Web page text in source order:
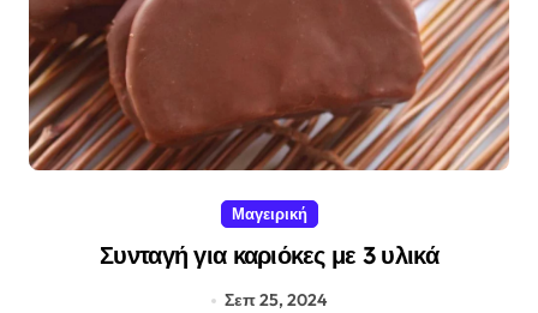
Μαγειρική
Συνταγή για καριόκες με 3 υλικά
Σεπ 25, 2024